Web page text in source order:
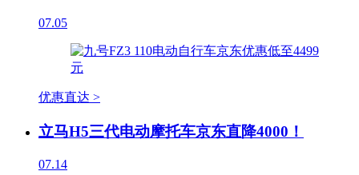
07.05
优惠直达 >
立马H5三代电动摩托车京东直降4000！
07.14